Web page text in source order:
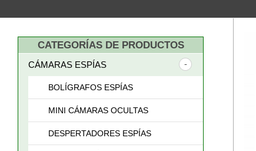
CATEGORÍAS DE PRODUCTOS
CÁMARAS ESPÍAS
BOLÍGRAFOS ESPÍAS
MINI CÁMARAS OCULTAS
DESPERTADORES ESPÍAS